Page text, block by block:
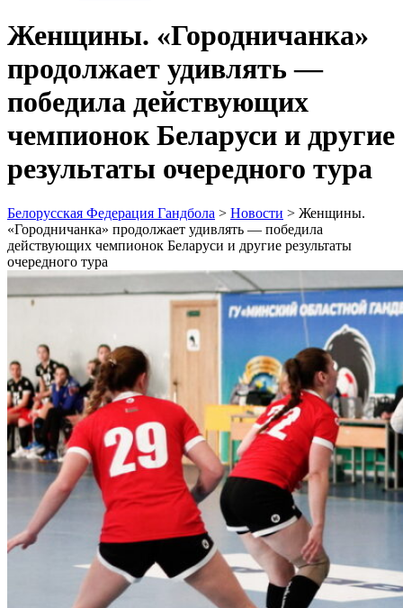
Женщины. «Городничанка»
продолжает удивлять —
победила действующих
чемпионок Беларуси и другие
результаты очередного тура
Белорусская Федерация Гандбола > Новости > Женщины.
«Городничанка» продолжает удивлять — победила
действующих чемпионок Беларуси и другие результаты
очередного тура